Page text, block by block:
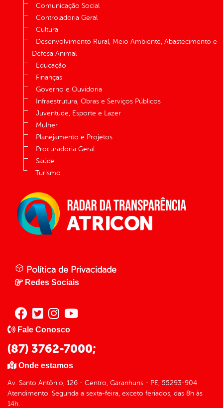
Comunicação Social
Controladoria Geral
Cultura
Desenvolvimento Rural, Meio Ambiente, Abastecimento e
Defesa Animal
Educação
Finanças
Governo e Ouvidoria
Infraestrutura, Obras e Serviços Públicos
Juventude, Esporte e Lazer
Mulher
Planejamento e Projetos
Procuradoria Geral
Saúde
Turismo
Política de Privacidade
Redes Sociais
Fale Conosco
(87) 3762-7000;
Onde estamos
Av. Santo Antônio, 126 - Centro, Garanhuns - PE, 55293-904
Atendimento: Segunda a sexta-feira, exceto feriados, das 8h às
14h.